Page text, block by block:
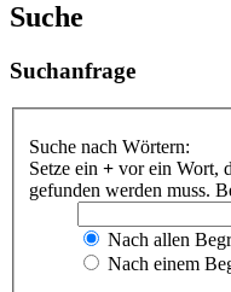
Suche
Suchanfrage
Suche nach Wörtern:
Setze ein + vor ein Wort,
gefunden werden muss.
Nach allen
Nach einem